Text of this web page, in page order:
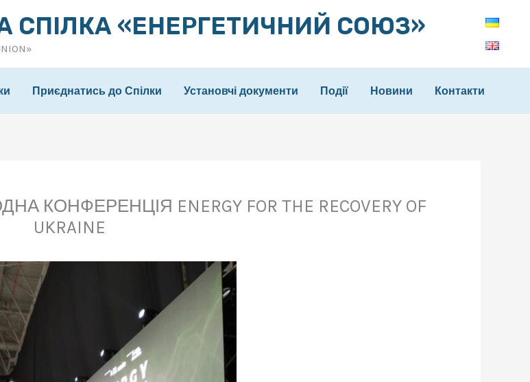
СПІЛКА «ЕНЕРГЕТИЧНИЙ СОЮЗ»
Приєднатись до Спілки Установчі документи Події Новини Контакти
КОНФЕРЕНЦІЯ ENERGY FOR THE RECOVERY OF
UKRAINE